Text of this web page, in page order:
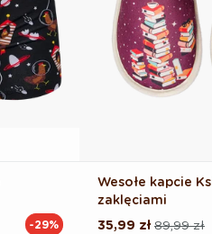
-29%
Wesołe kapcie
zaklęciami
Cena
89,99 zł
Cena
35,99 zł